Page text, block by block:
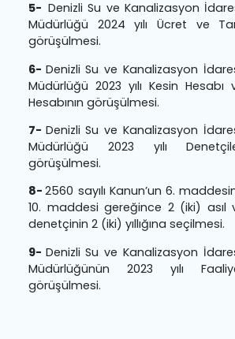
4- Denizli Su ve Kanalizasyon
Müdürlüğü norm kadro
5- Denizli Su ve Kanalizasyon
Müdürlüğü 2024 yılı Ücret
görüşülmesi.
6- Denizli Su ve Kanalizasyon
Müdürlüğü 2023 yılı Kesin
Hesabının görüşülmesi.
7- Denizli Su ve Kanalizasyon
Müdürlüğü 2023 yılı
görüşülmesi.
8- 2560 sayılı Kanun’un 6.